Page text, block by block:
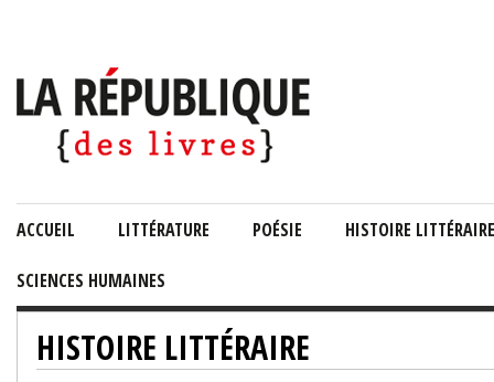
ACCUEIL LITTÉRATURE POÉSIE HISTOIRE LITTÉRAIRE
SCIENCES HUMAINES
HISTOIRE LITTÉRAIRE